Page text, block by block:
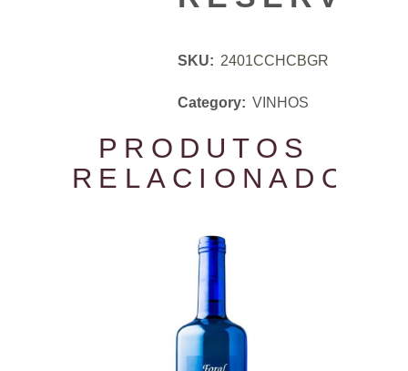
SKU: 2401CCHCBGR
Category: VINHOS
PRODUTOS
RELACIONADOS